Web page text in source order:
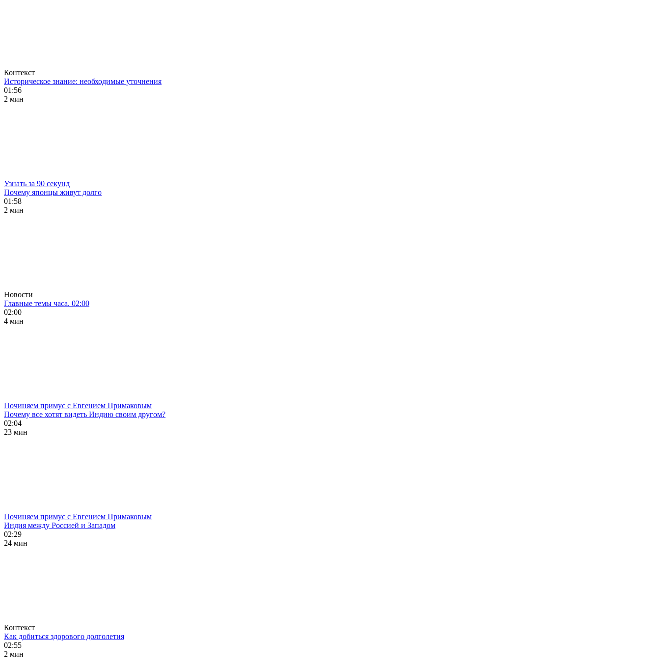
Контекст
Историческое знание: необходимые уточнения
01:56
2 мин
Узнать за 90 секунд
Почему японцы живут долго
01:58
2 мин
Новости
Главные темы часа. 02:00
02:00
4 мин
Починяем примус с Евгением Примаковым
Почему все хотят видеть Индию своим другом?
02:04
23 мин
Починяем примус с Евгением Примаковым
Индия между Россией и Западом
02:29
24 мин
Контекст
Как добиться здорового долголетия
02:55
2 мин